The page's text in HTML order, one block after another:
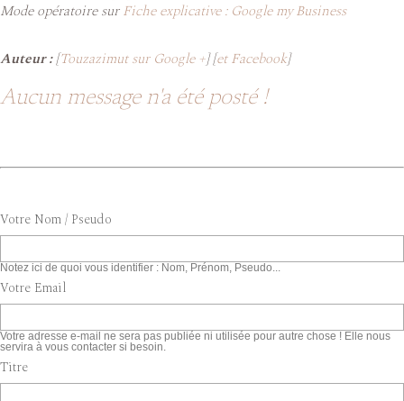
Mode opératoire surFiche explicative : Google my Business
Auteur :[Touzazimut sur Google +] [et Facebook]
Aucun message n'a été posté !
Votre Nom / Pseudo
Notez ici de quoi vous identifier : Nom, Prénom, Pseudo...
Votre Email
Votre adresse e-mail ne sera pas publiée ni utilisée pour autre chose ! Elle nous
servira à vous contacter si besoin.
Titre